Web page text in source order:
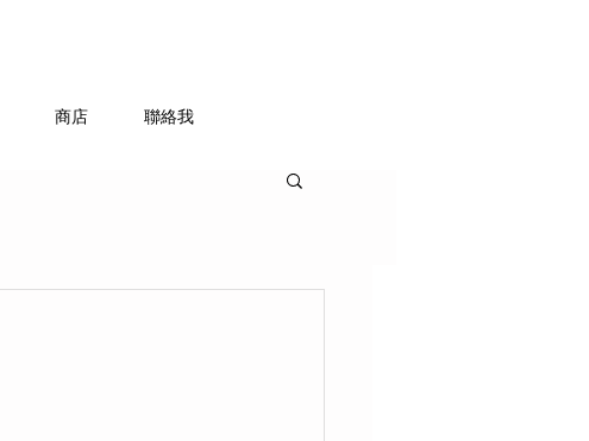
商店 聯絡我